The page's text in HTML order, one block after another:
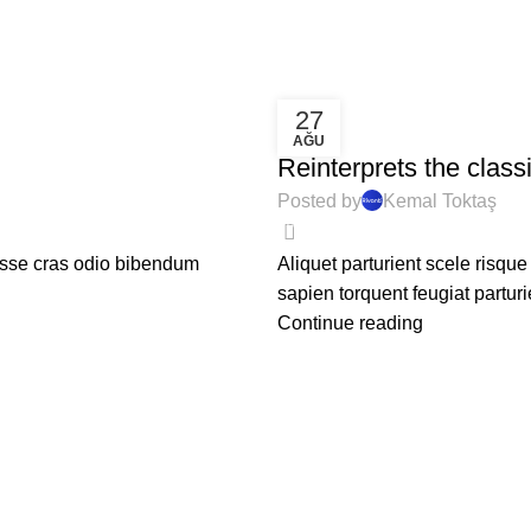
cras odio bibendum
27
AĞU
DESIGN TRENDS
Reinterprets the
Posted by Kemal Toktaş
0
Aliquet parturient scele
sapien torquent feugiat
Continue reading